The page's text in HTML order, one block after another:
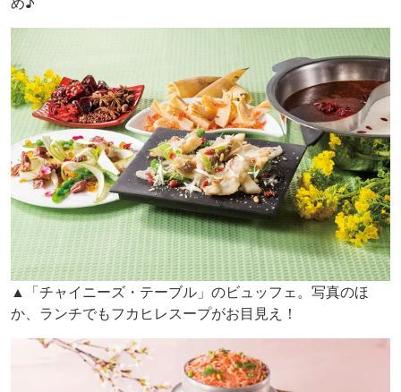
▲「チャイニーズ・テーブル」のビュッフェ。写真のほ
か、ランチでもフカヒレスープがお目見え！